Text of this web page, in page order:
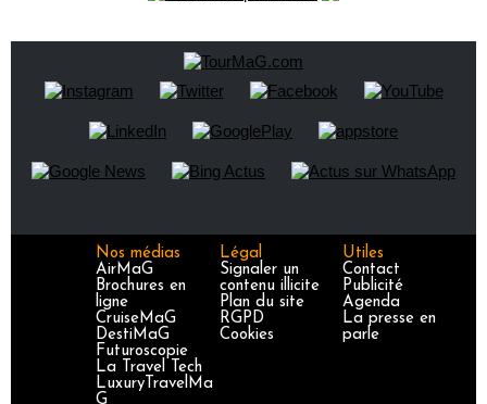
Nos médias
AirMaG
Brochures en
ligne
CruiseMaG
DestiMaG
Futuroscopie
La Travel Tech
LuxuryTravelMa
G
Légal
Signaler un
contenu illicite
Plan du site
RGPD
Cookies
Utiles
Contact
Publicité
Agenda
La presse en
parle